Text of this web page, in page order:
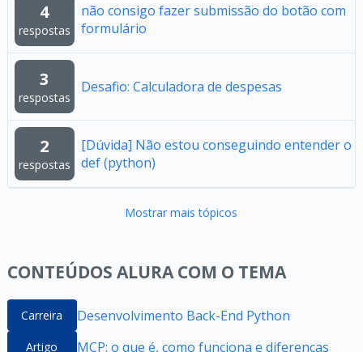
4
respostas
não consigo fazer submissão do botão com
formulário
3
respostas
Desafio: Calculadora de despesas
2
respostas
[Dúvida] Não estou conseguindo entender o
def (python)
Mostrar mais tópicos
CONTEÚDOS ALURA COM O TEMA
Carreira Desenvolvimento Back-End Python
Artigo MCP: o que é, como funciona e diferenças